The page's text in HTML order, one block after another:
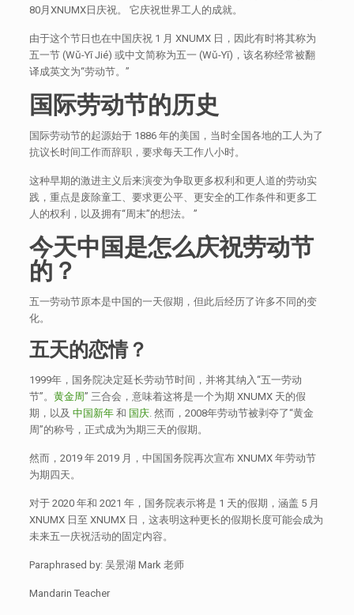
80月XNUMX日庆祝。 它庆祝世界工人的成就。
由于这个节日也在中国庆祝 1 月 XNUMX 日，因此有时将其称为
五一节 (Wǔ-Yī Jié) 或中文简称为五一 (Wǔ-Yī)，该名称经常被翻
译成英文为“劳动节。”
国际劳动节的历史
国际劳动节的起源始于 1886 年的美国，当时全国各地的工人为了
抗议长时间工作而辞职，要求每天工作八小时。
这种早期的激进主义后来演变为争取更多权利和更人道的劳动实
践，重点是废除童工、要求更公平、更安全的工作条件和更多工
人的权利，以及拥有“周末”的想法。 ”
今天中国是怎么庆祝劳动节
的 ？
五一劳动节原本是中国的一天假期，但此后经历了许多不同的变
化。
五天的恋情？
1999年，国务院决定延长劳动节时间，并将其纳入“五一劳动
节”。 黄金周” 三合会，意味着这将是一个为期 XNUMX 天的假
期，以及 中国新年和 国庆. 然而，2008年劳动节被剥夺了“黄金
周”的称号，正式成为为期三天的假期。
然而，2019 年 2019 月，中国国务院再次宣布 XNUMX 年劳动节
为期四天。
对于 2020 年和 2021 年，国务院表示将是 1 天的假期，涵盖 5 月
XNUMX 日至 XNUMX 日，这表明这种更长的假期长度可能会成为
未来五一庆祝活动的固定内容。
Paraphrased by: 吴景湖 Mark 老师
Mandarin Teacher